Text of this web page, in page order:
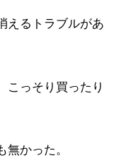
えるトラブルがあ
こっそり買ったり
かった。